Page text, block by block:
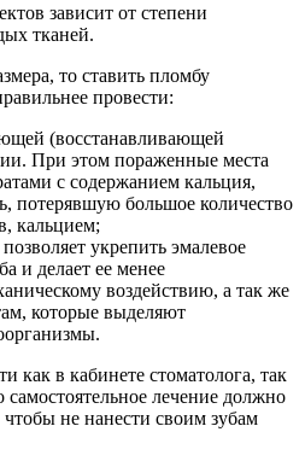
зависит от степени
тканей.
то ставить пломбу
провести:
(восстанавливающей
При этом пораженные места
с содержанием кальция,
потерявшую большое количество
кальцием;
укрепить эмалевое
и делает ее менее
воздействию, а так же
которые выделяют
как в кабинете стоматолога, так
лечение должно
чтобы не нанести своим зубам